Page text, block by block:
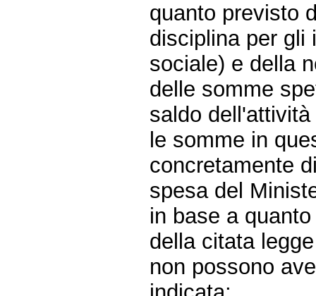
quanto previsto
disciplina per gli
sociale) e della
delle somme
saldo
le somme in
concretamente
spesa del
in base a
della citata
non possono